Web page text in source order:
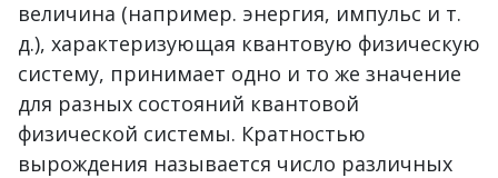
величина (например. энергия, импульс и т.
д.), характеризующая квантовую физическую
систему, принимает одно и то же значение
для разных состояний квантовой
физической системы. Кратностью
вырождения называется число различных